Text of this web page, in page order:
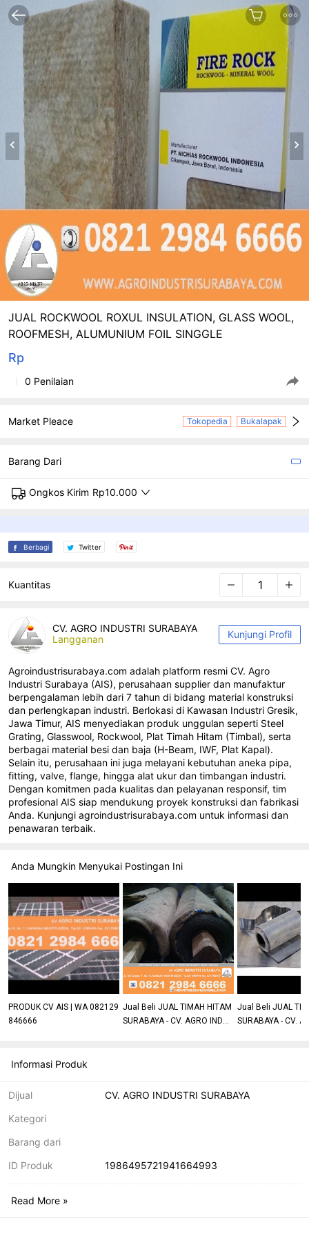
JUAL ROCKWOOL ROXUL INSULATION, GLASS WOOL,
ROOFMESH, ALUMUNIUM FOIL SINGGLE
Rp
0 Penilaian
Market Pleace Tokopedia Bukalapak
Barang Dari
Ongkos Kirim Rp10.000
Berbagi Twitter
Kuantitas
CV. AGRO INDUSTRI SURABAYA
Langganan
Kunjungi Profil
Agroindustrisurabaya.com adalah platform resmi CV. Agro
Industri Surabaya (AIS), perusahaan supplier dan manufaktur
berpengalaman lebih dari 7 tahun di bidang material konstruksi
dan perlengkapan industri. Berlokasi di Kawasan Industri Gresik,
Jawa Timur, AIS menyediakan produk unggulan seperti Steel
Grating, Glasswool, Rockwool, Plat Timah Hitam (Timbal), serta
berbagai material besi dan baja (H-Beam, IWF, Plat Kapal).
Selain itu, perusahaan ini juga melayani kebutuhan aneka pipa,
fitting, valve, flange, hingga alat ukur dan timbangan industri.
Dengan komitmen pada kualitas dan pelayanan responsif, tim
profesional AIS siap mendukung proyek konstruksi dan fabrikasi
Anda. Kunjungi agroindustrisurabaya.com untuk informasi dan
penawaran terbaik.
Anda Mungkin Menyukai Postingan Ini
PRODUK CV AIS | WA 082129
846666
Jual Beli JUAL TIMAH HITAM
SURABAYA - CV. AGRO INDUS
Jual Beli JUAL
SURABAYA - CV.
Informasi Produk
Dijual
CV. AGRO INDUSTRI SURABAYA
Kategori
Barang dari
ID Produk
1986495721941664993
Read More »